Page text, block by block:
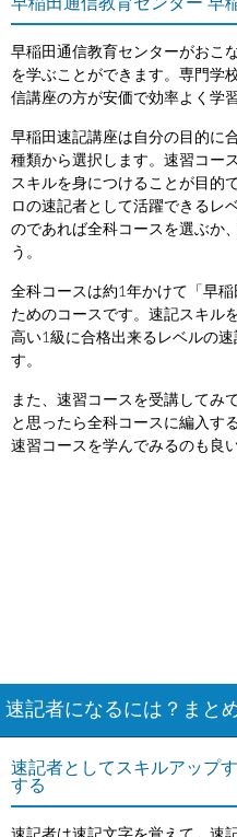
早稲田通信教育センターがおこ
を学ぶことができます。専門学
信講座の方が安価で効率よく学
早稲田速記講座は自分の目的に
種類から選択します。速習コー
スキルを身につけることが目的
ロの速記者として活躍できるレ
のであれば全科コースを選ぶか
う。
全科コースは約1年かけて「早
ためのコースです。速記スキル
高い1級に合格出来るレベルの
す。
また、速習コースを受講してみ
と思ったら全科コースに編入す
速習コースを学んでみるのも良
速記者になるには？まと
速記者としてスキルアップ
する